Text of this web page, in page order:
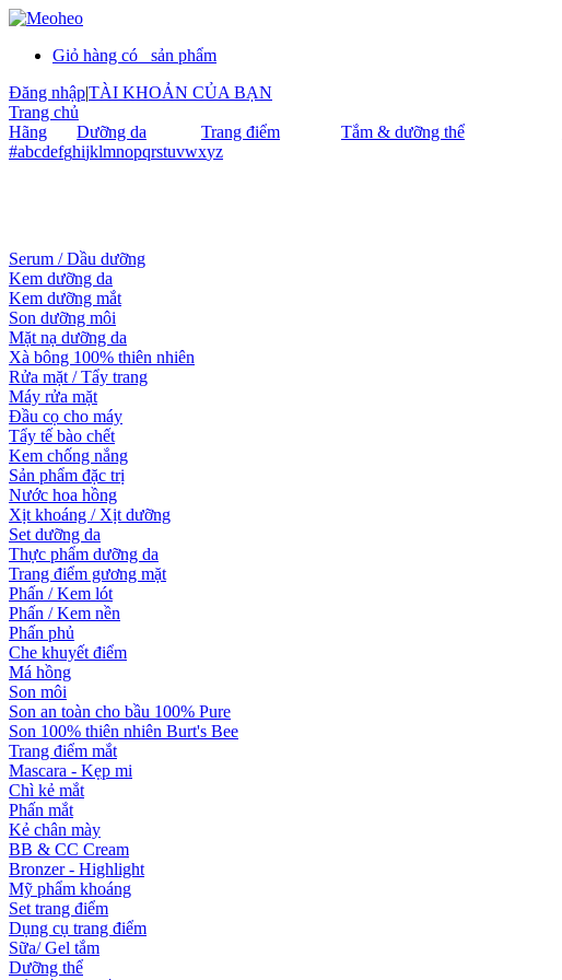
Giỏ hàng có
sản phẩm
Đăng nhập|TÀI KHOẢN CỦA BẠN
Trang chủ
Hãng
Dưỡng da Trang điểm Tắm & dưỡng thể
#abcdefghijklmnopqrstuvwxyz
Serum / Dầu dưỡng
Kem dưỡng da
Kem dưỡng mắt
Son dưỡng môi
Mặt nạ dưỡng da
Xà bông 100% thiên nhiên
Rửa mặt / Tẩy trang
Máy rửa mặt
Đầu cọ cho máy
Tẩy tế bào chết
Kem chống nắng
Sản phẩm đặc trị
Nước hoa hồng
Xịt khoáng / Xịt dưỡng
Set dưỡng da
Thực phẩm dưỡng da
Trang điểm gương mặt
Phấn / Kem lót
Phấn / Kem nền
Phấn phủ
Che khuyết điểm
Má hồng
Son môi
Son an toàn cho bầu 100% Pure
Son 100% thiên nhiên Burt's Bee
Trang điểm mắt
Mascara - Kẹp mi
Chì kẻ mắt
Phấn mắt
Kẻ chân mày
BB & CC Cream
Bronzer - Highlight
Mỹ phẩm khoáng
Set trang điểm
Dụng cụ trang điểm
Sữa/ Gel tắm
Dưỡng thể